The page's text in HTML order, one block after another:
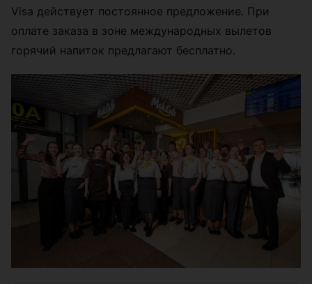
Visa действует постоянное предложение. При
оплате заказа в зоне международных вылетов
горячий напиток предлагают бесплатно.